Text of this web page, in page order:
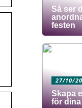
Så ser
festen
27/10/
Skapa
för